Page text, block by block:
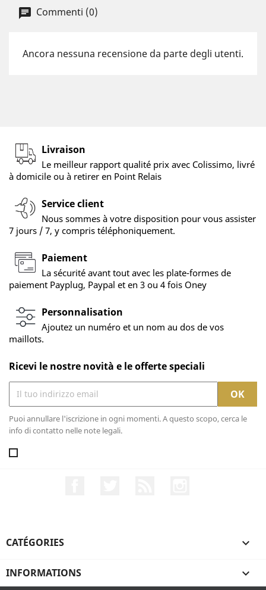
Commenti (0)
Ancora nessuna recensione da parte degli utenti.
Livraison
Le meilleur rapport qualité prix avec Colissimo, livré
à domicile ou à retirer en Point Relais
Service client
Nous sommes à votre disposition pour vous assister
7 jours / 7, y compris téléphoniquement.
Paiement
La sécurité avant tout avec les plate-formes de
paiement Payplug, Paypal et en 3 ou 4 fois Oney
Personnalisation
Ajoutez un numéro et un nom au dos de vos
maillots.
Ricevi le nostre novità e le offerte speciali
Puoi annullare l'iscrizione in ogni momenti. A questo scopo, cerca le
info di contatto nelle note legali.
CATÉGORIES 
INFORMATIONS 